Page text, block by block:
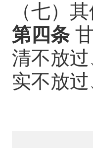
（七）
第四条
清不放
实不放